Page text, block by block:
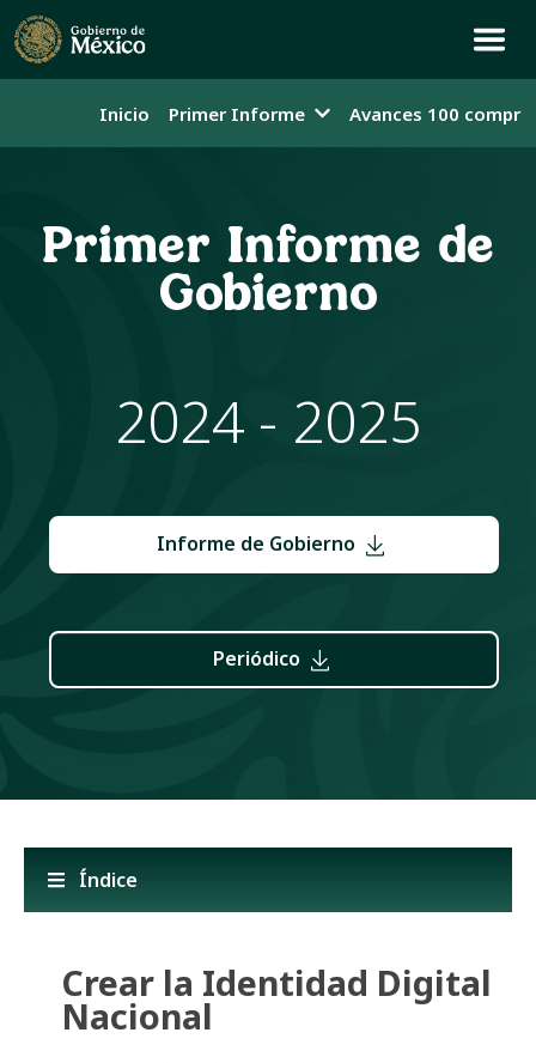
Inicio Primer Informe Avances 100
Primer Informe de
Gobierno
2024 - 2025
Informe de Gobierno
Periódico
Índice
Crear la Identidad Digital
Nacional